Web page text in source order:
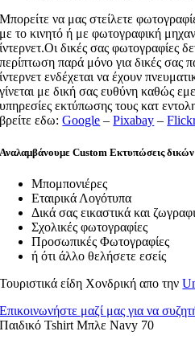
Μπορείτε να μας στείλετε
με το κινητό ή με φωτογραφική
ίντερνετ.Οι δικές σας φωτογραφίες
περίπτωση παρά μόνο για δικές σας
ίντερνετ ενδέχεται να έχουν
γίνεται με δική σας ευθύνη καθώς
υπηρεσίες εκτύπωσης τους κατ
βρείτε εδω:Google –Pixabay –
Αναλαμβάνουμε Custom Εκτυπώσεις
Μπομπονιέρες
Εταιρικά Λογότυπα
Δικά σας εικαστικά και
Σχολικές φωτογραφίες
Προσωπικές Φωτογραφίες
ή ότι άλλο θελήσετε εσείς
Τουριστικά είδη Χονδρική απο την
Επικοινωνήστε μαζί μας για να
Παιδικό Tshirt Μπλε Navy 70